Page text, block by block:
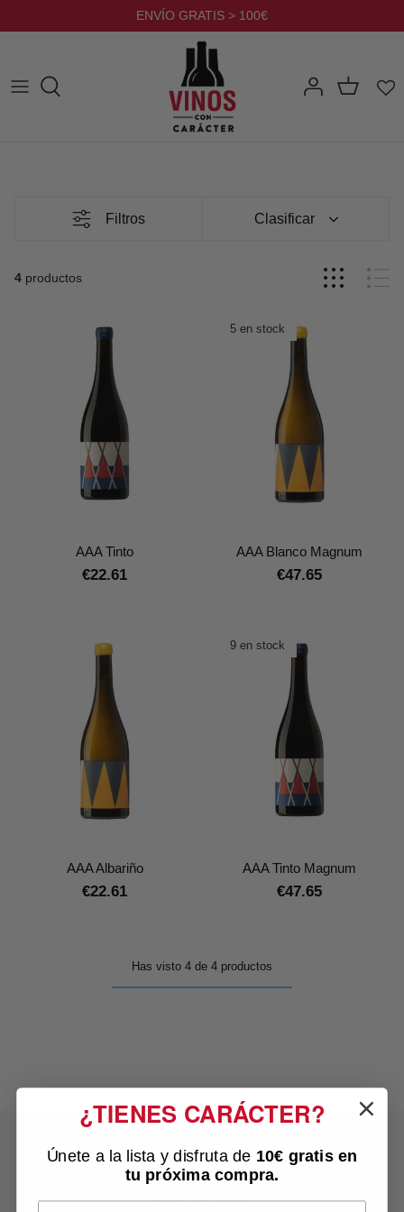
al
ENVÍO GRATIS > 100€
Filtros Clasificar
4 productos
AAA Tinto
€22.61
5 en stock
AAA Blanco Magnum
€47.65
AAA Albariño
€22.61
9 en stock
AAA Tinto Magnum
€47.65
Has visto 4 de 4 productos
ENVÍO RÁPIDO
¿TIENES CARÁCTER?
Únete a la lista y disfruta de 10€ gratis en
tu próxima compra.